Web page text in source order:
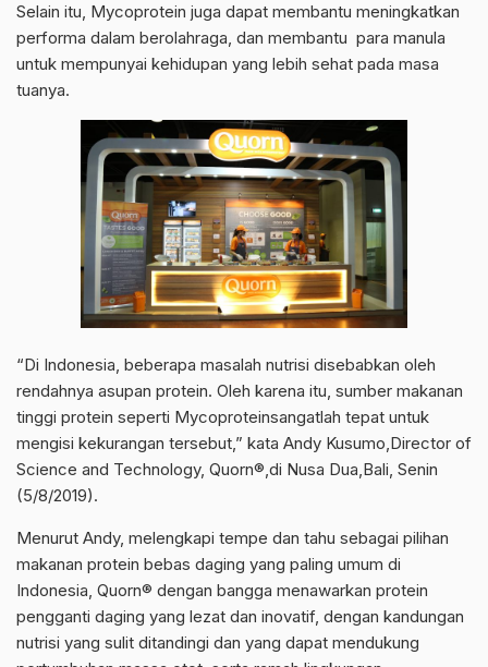
Selain itu, Mycoprotein juga dapat membantu meningkatkan
performa dalam berolahraga, dan membantu para manula
untuk mempunyai kehidupan yang lebih sehat pada masa
tuanya.
“Di Indonesia, beberapa masalah nutrisi disebabkan oleh
rendahnya asupan protein. Oleh karena itu, sumber makanan
tinggi protein seperti Mycoproteinsangatlah tepat untuk
mengisi kekurangan tersebut,” kata Andy Kusumo,Director of
Science and Technology, Quorn®,di Nusa Dua,Bali, Senin
(5/8/2019).
Menurut Andy, melengkapi tempe dan tahu sebagai pilihan
makanan protein bebas daging yang paling umum di
Indonesia, Quorn® dengan bangga menawarkan protein
pengganti daging yang lezat dan inovatif, dengan kandungan
nutrisi yang sulit ditandingi dan yang dapat mendukung